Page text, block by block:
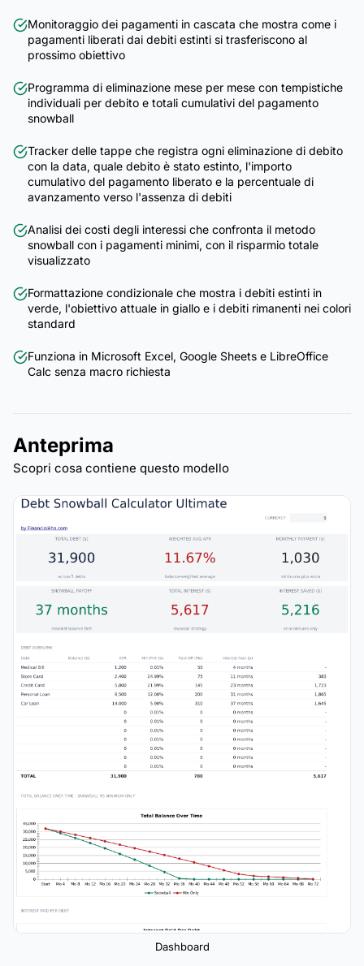
Monitoraggio dei pagamenti in cascata che mostra come i
pagamenti liberati dai debiti estinti si trasferiscono al
prossimo obiettivo
Programma di eliminazione mese per mese con tempistiche
individuali per debito e totali cumulativi del pagamento
snowball
Tracker delle tappe che registra ogni eliminazione di debito
con la data, quale debito è stato estinto, l'importo
cumulativo del pagamento liberato e la percentuale di
avanzamento verso l'assenza di debiti
Analisi dei costi degli interessi che confronta il metodo
snowball con i pagamenti minimi, con il risparmio totale
visualizzato
Formattazione condizionale che mostra i debiti estinti in
verde, l'obiettivo attuale in giallo e i debiti rimanenti nei colori
standard
Funziona in Microsoft Excel, Google Sheets e LibreOffice
Calc senza macro richiesta
Anteprima
Scopri cosa contiene questo modello
Dashboard